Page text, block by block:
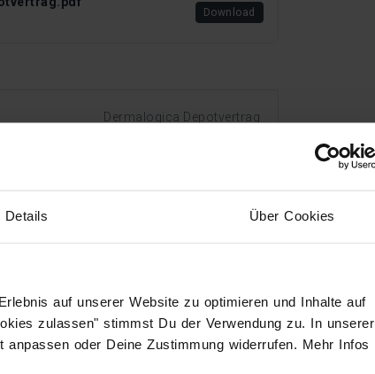
Details Über Cookies
auf unserer Website zu optimieren und Inhalte auf
zulassen" stimmst Du der Verwendung zu. In unserer
oder Deine Zustimmung widerrufen. Mehr Infos
Download
Dermalogica Depotvertrag